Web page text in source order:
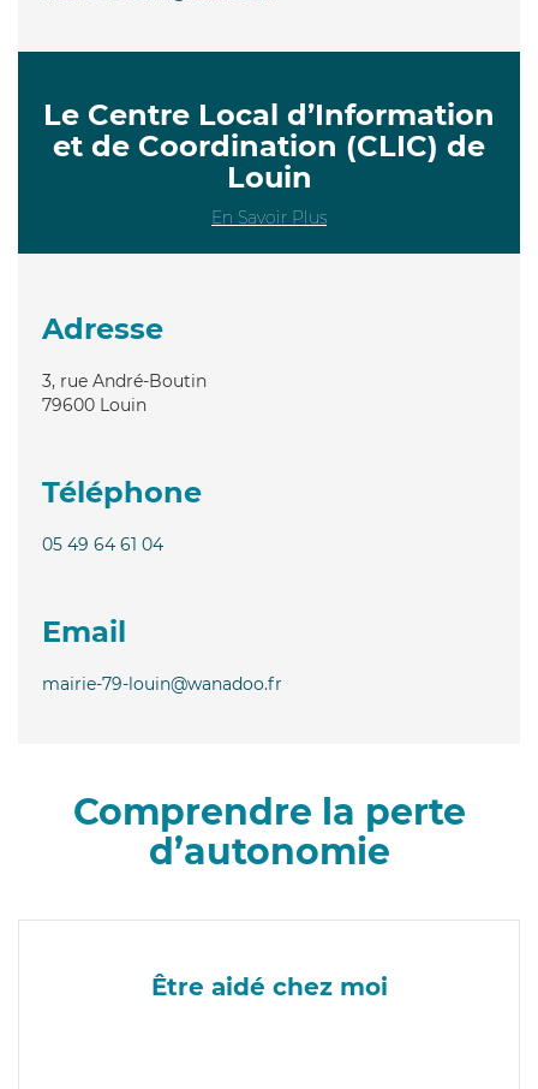
Le Centre Local d’Information
et de Coordination (CLIC) de
Louin
En Savoir Plus
Adresse
3, rue André-Boutin
79600 Louin
Téléphone
05 49 64 61 04
Email
mairie-79-louin@wanadoo.fr
Comprendre la perte
d’autonomie
Être aidé chez moi